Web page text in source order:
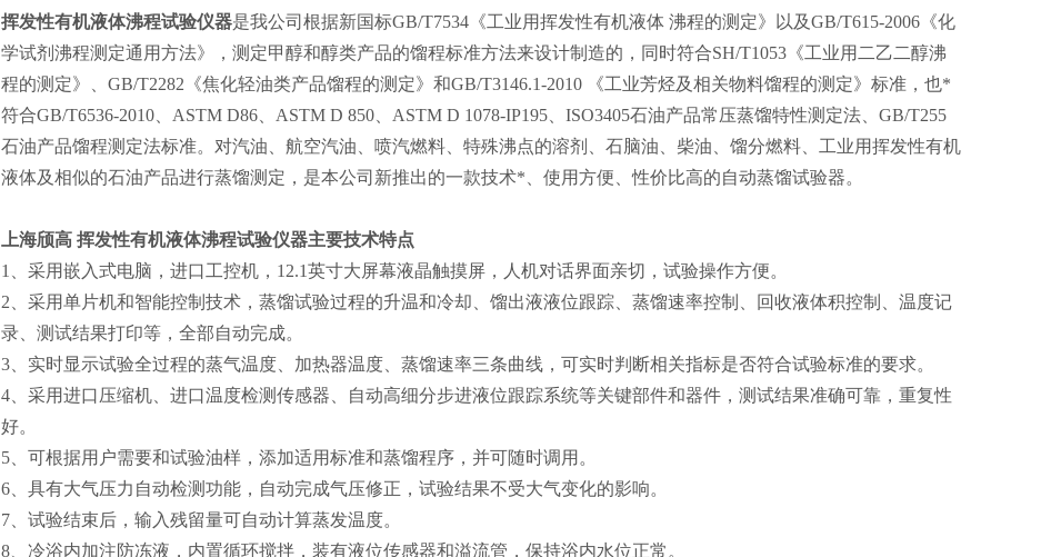
挥发性有机液体沸程试验仪器是我公司根据新国标GB/T7534《工业用挥发性有机液体 沸程的测定》以及GB/T615-2006《化
学试剂沸程测定通用方法》，测定甲醇和醇类产品的馏程标准方法来设计制造的，同时符合SH/T1053《工业用二乙二醇沸
程的测定》、GB/T2282《焦化轻油类产品馏程的测定》和GB/T3146.1-2010 《工业芳烃及相关物料馏程的测定》标准，也*
符合GB/T6536-2010、ASTM D86、ASTM D 850、ASTM D 1078-IP195、ISO3405石油产品常压蒸馏特性测定法、GB/T255
石油产品馏程测定法标准。对汽油、航空汽油、喷汽燃料、特殊沸点的溶剂、石脑油、柴油、馏分燃料、工业用挥发性有机
液体及相似的石油产品进行蒸馏测定，是本公司新推出的一款技术*、使用方便、性价比高的自动蒸馏试验器。
上海颀高 挥发性有机液体沸程试验仪器主要技术特点
1、采用嵌入式电脑，进口工控机，12.1英寸大屏幕液晶触摸屏，人机对话界面亲切，试验操作方便。
2、采用单片机和智能控制技术，蒸馏试验过程的升温和冷却、馏出液液位跟踪、蒸馏速率控制、回收液体积控制、温度记
录、测试结果打印等，全部自动完成。
3、实时显示试验全过程的蒸气温度、加热器温度、蒸馏速率三条曲线，可实时判断相关指标是否符合试验标准的要求。
4、采用进口压缩机、进口温度检测传感器、自动高细分步进液位跟踪系统等关键部件和器件，测试结果准确可靠，重复性
好。
5、可根据用户需要和试验油样，添加适用标准和蒸馏程序，并可随时调用。
6、具有大气压力自动检测功能，自动完成气压修正，试验结果不受大气变化的影响。
7、试验结束后，输入残留量可自动计算蒸发温度。
8、冷浴内加注防冻液，内置循环搅拌，装有液位传感器和溢流管，保持浴内水位正常。